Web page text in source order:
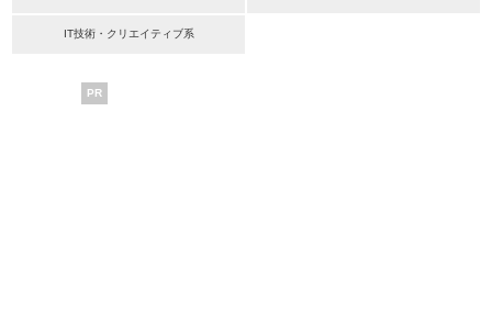
IT技術・クリエイティブ系
PR